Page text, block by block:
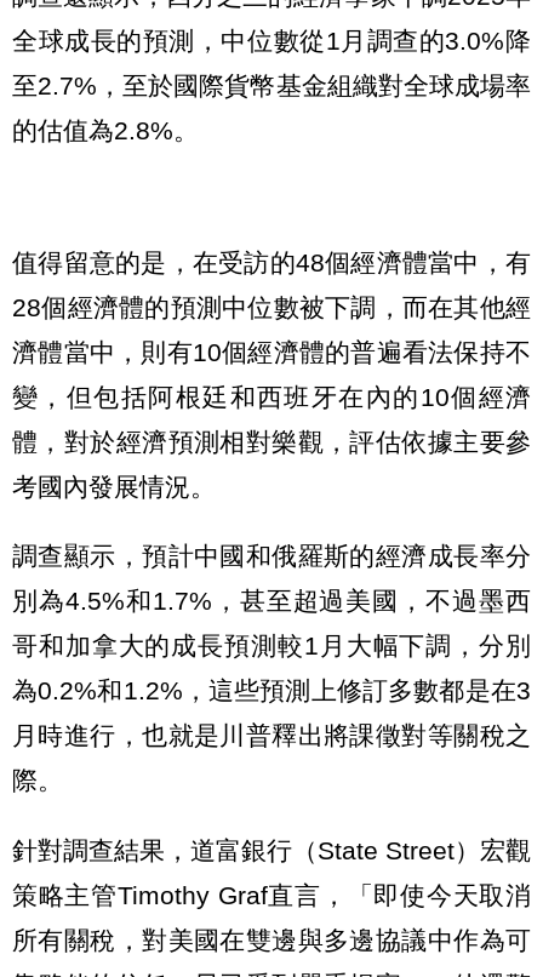
全球成長的預測，中位數從1月調查的3.0%降
至2.7%，至於國際貨幣基金組織對全球成場率
的估值為2.8%。
值得留意的是，在受訪的48個經濟體當中，有
28個經濟體的預測中位數被下調，而在其他經
濟體當中，則有10個經濟體的普遍看法保持不
變，但包括阿根廷和西班牙在內的10個經濟
體，對於經濟預測相對樂觀，評估依據主要參
考國內發展情況。
調查顯示，預計中國和俄羅斯的經濟成長率分
別為4.5%和1.7%，甚至超過美國，不過墨西
哥和加拿大的成長預測較1月大幅下調，分別
為0.2%和1.2%，這些預測上修訂多數都是在3
月時進行，也就是川普釋出將課徵對等關稅之
際。
針對調查結果，道富銀行（State Street）宏觀
策略主管Timothy Graf直言，「即使今天取消
所有關稅，對美國在雙邊與多邊協議中作為可